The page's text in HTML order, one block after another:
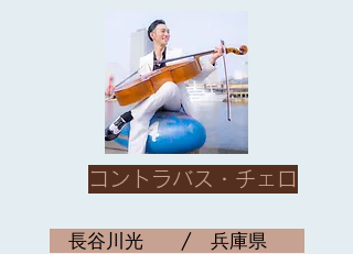
コントラバス・チェロ
長谷川光 / 兵庫県